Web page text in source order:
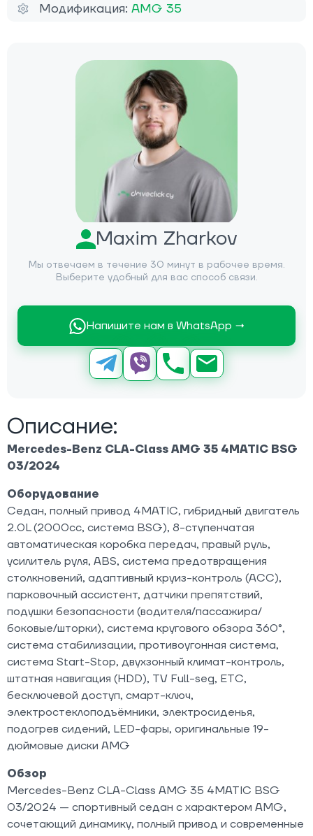
Maxim Zharkov
Мы отвечаем в течение 30 минут в рабочее время.
Выберите удобный для вас способ связи.
Напишите нам в WhatsApp →
Описание:
Mercedes-Benz CLA-Class AMG 35 4MATIC BSG
03/2024
Оборудование
Седан, полный привод 4MATIC, гибридный двигатель
2.0L (2000cc, система BSG), 8-ступенчатая
автоматическая коробка передач, правый руль,
усилитель руля, ABS, система предотвращения
столкновений, адаптивный круиз-контроль (ACC),
парковочный ассистент, датчики препятствий,
подушки безопасности (водителя/пассажира/
боковые/шторки), система кругового обзора 360°,
система стабилизации, противоугонная система,
система Start-Stop, двухзонный климат-контроль,
штатная навигация (HDD), TV Full-seg, ETC,
бесключевой доступ, смарт-ключ,
электростеклоподъёмники, электросиденья,
подогрев сидений, LED-фары, оригинальные 19-
дюймовые диски AMG
Обзор
Mercedes-Benz CLA-Class AMG 35 4MATIC BSG
03/2024 — спортивный седан с характером AMG,
сочетающий динамику, полный привод и современные
Модификация: AMG 35